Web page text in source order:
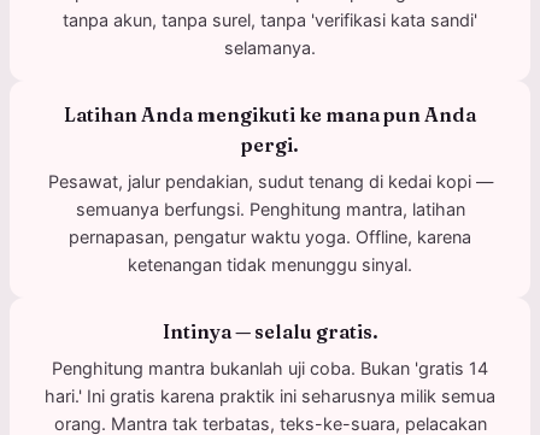
tanpa akun, tanpa surel, tanpa 'verifikasi kata sandi'
selamanya.
Latihan Anda mengikuti ke mana pun Anda
pergi.
Pesawat, jalur pendakian, sudut tenang di kedai kopi —
semuanya berfungsi. Penghitung mantra, latihan
pernapasan, pengatur waktu yoga. Offline, karena
ketenangan tidak menunggu sinyal.
Intinya — selalu gratis.
Penghitung mantra bukanlah uji coba. Bukan 'gratis 14
hari.' Ini gratis karena praktik ini seharusnya milik semua
orang. Mantra tak terbatas, teks-ke-suara, pelacakan